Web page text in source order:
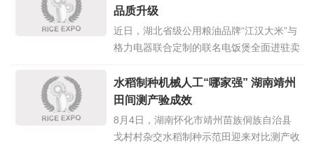
饱满的稻粒顺着出料口哗哗倾泻，落入等候
一旁的转运货车里。 今年种了300多亩的驾
鳌村种植大户杨世伟来回奔走在田点击详
品质升级
近日，湖北省级公用粮油品牌“江汉大米”与
格力电器联合定制的联名电饭煲全面进驻卖
柜，线上百余家官方店铺同步开售。这是继
2025年12月粤港澳大湾区品牌推介会首发
后，双方跨界合作成果由区域试点向全国市
场拓展，标志着“粮油+家电”产业 点击详情
水稻制种机械人工“哪家强” 湖南靖州
田间测产验成效
8月4日，湖南怀化市靖州苗族侗族自治县
戈村村杂交水稻制种示范田迎来对比测产收